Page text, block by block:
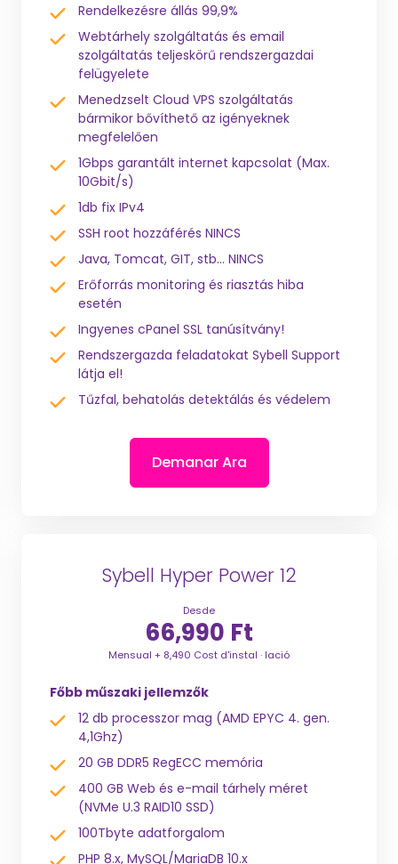
Rendelkezésre állás 99,9%
Webtárhely szolgáltatás és email
szolgáltatás teljeskörű rendszergazdai
felügyelete
Menedzselt Cloud VPS szolgáltatás
bármikor bővíthető az igényeknek
megfelelően
1Gbps garantált internet kapcsolat (Max.
10Gbit/s)
1db fix IPv4
SSH root hozzáférés NINCS
Java, Tomcat, GIT, stb... NINCS
Erőforrás monitoring és riasztás hiba
esetén
Ingyenes cPanel SSL tanúsítvány!
Rendszergazda feladatokat Sybell Support
látja el!
Tűzfal, behatolás detektálás és védelem
Demanar Ara
Sybell Hyper Power 12
Desde
66,990 Ft
Mensual + 8,490 Cost d'instal · lació
Főbb műszaki jellemzők
12 db processzor mag (AMD EPYC 4. gen.
4,1Ghz)
20 GB DDR5 RegECC memória
400 GB Web és e-mail tárhely méret
(NVMe U.3 RAID10 SSD)
100Tbyte adatforgalom
PHP 8.x, MySQL/MariaDB 10.x